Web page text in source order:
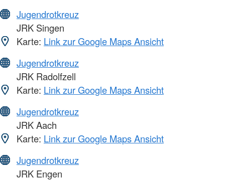
Jugendrotkreuz
JRK Singen
Karte: Link zur Google Maps Ansicht
Jugendrotkreuz
JRK Radolfzell
Karte: Link zur Google Maps Ansicht
Jugendrotkreuz
JRK Aach
Karte: Link zur Google Maps Ansicht
Jugendrotkreuz
JRK Engen